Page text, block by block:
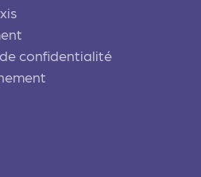
confidentialité